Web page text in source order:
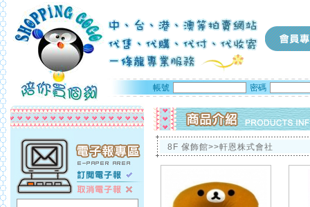
帳號 密碼
8F 傢飾館>>軒恩株式會社